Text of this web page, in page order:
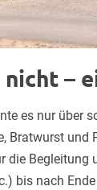
–
es nur über
Bratwurst und
Begleitung
bis nach